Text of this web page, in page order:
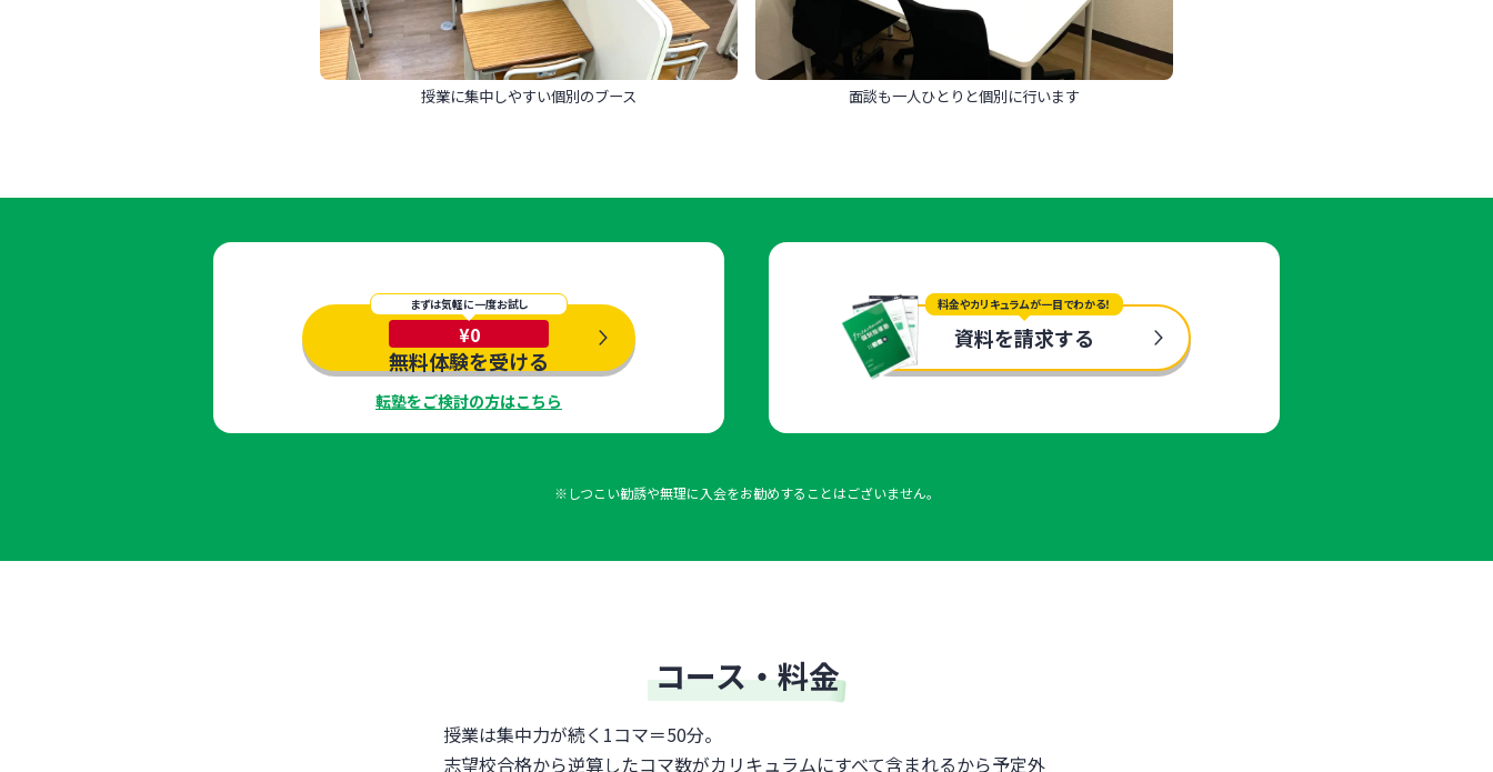
授業に集中しやすい個別のブース 面談も一人ひとりと個別に行います
まずは気軽に一度お試し
¥0
無料体験を受ける
転塾をご検討の方はこちら
料金やカリキュラムが一目でわかる！
資料を請求する
※しつこい勧誘や無理に入会をお勧めすることはございません。
コース・料金
授業は集中力が続く1コマ＝50分。
志望校合格から逆算したコマ数がカリキュラムにすべて含まれるから予定外